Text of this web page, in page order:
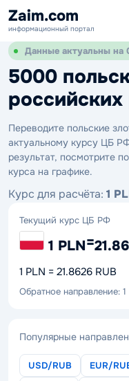
Zaim.com
информационный портал
Данные актуальны на
5000
российских
Переводите польские
актуальному курсу ЦБ
результат, посмотрите
курса на графике.
Курс для расчёта: 1
Текущий курс ЦБ РФ
1 PLN=
1 PLN = 21.8626 RUB
Обратное направление:
Популярные
USD/RUB EUR/